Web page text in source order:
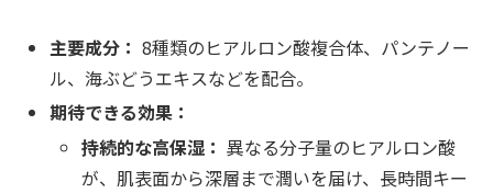
主要成分： 8種類のヒアルロン酸複合体、パンテノー
ル、海ぶどうエキスなどを配合。
期待できる効果：
持続的な高保湿： 異なる分子量のヒアルロン酸
が、肌表面から深層まで潤いを届け、長時間キー